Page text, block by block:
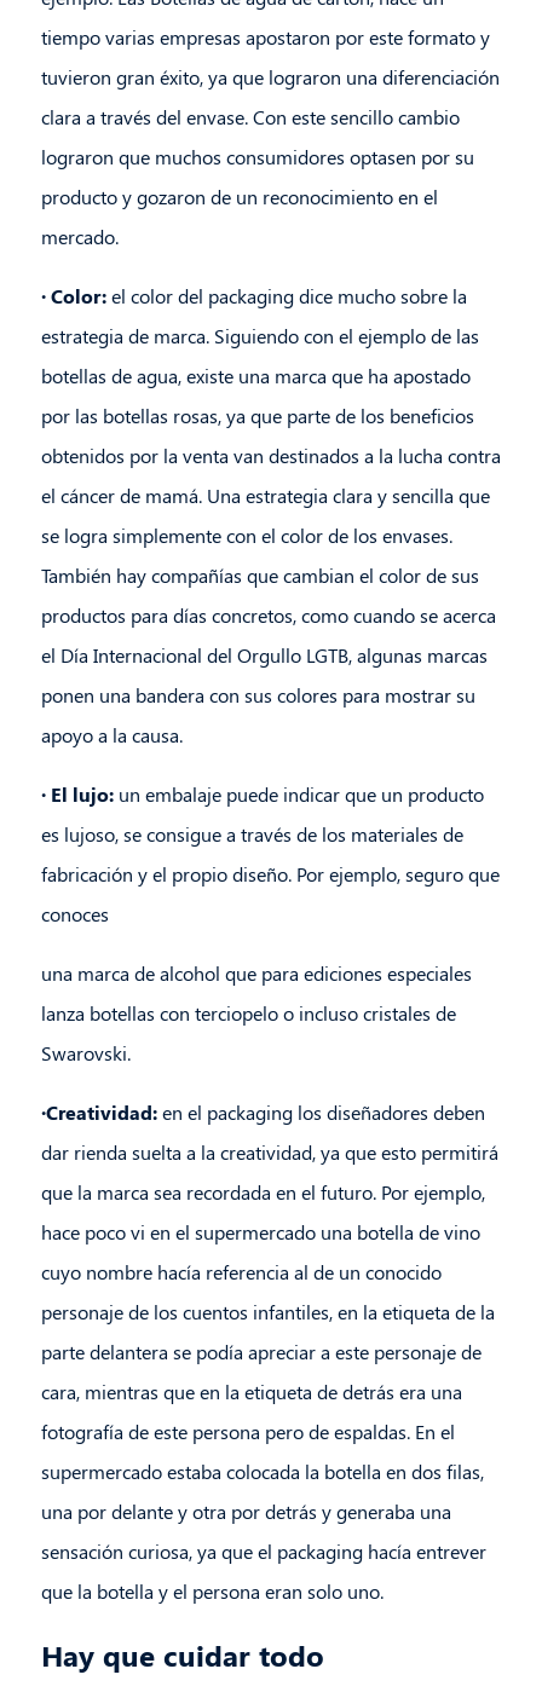
tiempo varias empresas apostaron por este formato y
tuvieron gran éxito, ya que lograron una diferenciación
clara a través del envase. Con este sencillo cambio
lograron que muchos consumidores optasen por su
producto y gozaron de un reconocimiento en el
mercado.
· Color:el color del packaging dice mucho sobre la
estrategia de marca. Siguiendo con el ejemplo de las
botellas de agua, existe una marca que ha apostado
por las botellas rosas, ya que parte de los beneficios
obtenidos por la venta van destinados a la lucha contra
el cáncer de mamá. Una estrategia clara y sencilla que
se logra simplemente con el color de los envases.
También hay compañías que cambian el color de sus
productos para días concretos, como cuando se acerca
el Día Internacional del Orgullo LGTB, algunas marcas
ponen una bandera con sus colores para mostrar su
apoyo a la causa.
· El lujo:un embalaje puede indicar que un producto
es lujoso, se consigue a través de los materiales de
fabricación y el propio diseño. Por ejemplo, seguro que
conoces
una marca de alcohol que para ediciones especiales
lanza botellas con terciopelo o incluso cristales de
Swarovski.
·Creatividad:en el packaging los diseñadores deben
dar rienda suelta a la creatividad, ya que esto permitirá
que la marca sea recordada en el futuro. Por ejemplo,
hace poco vi en el supermercado una botella de vino
cuyo nombre hacía referencia al de un conocido
personaje de los cuentos infantiles, en la etiqueta de la
parte delantera se podía apreciar a este personaje de
cara, mientras que en la etiqueta de detrás era una
fotografía de este persona pero de espaldas. En el
supermercado estaba colocada la botella en dos filas,
una por delante y otra por detrás y generaba una
sensación curiosa, ya que el packaging hacía entrever
que la botella y el persona eran solo uno.
Hay que cuidar todo